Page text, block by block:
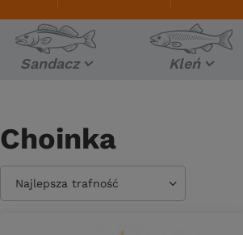
Sandacz Kleń
Choinka
Zmień sortowanie
Najlepsza trafność